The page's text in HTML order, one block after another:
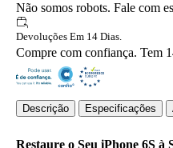
Não somos robots. Fale com
Devoluções Em 14 Dias.
Compre com confiança. Tem
Descrição Especificações
Restaure o Seu iPhone 6S